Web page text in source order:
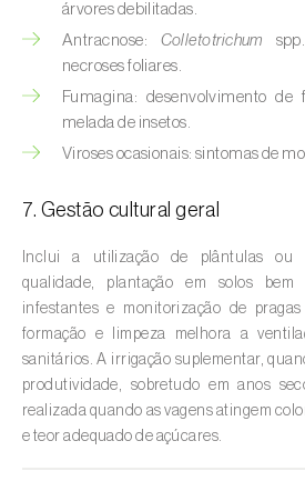
Carambola ( Averrhoa
Carvalhos (Quercus spp. e
Allium cepa
Cedro (Cedrus spp.)
Cenoura ( Daucus carota
Centeio ( Secale cereale
Cerejeira (Prunus avium L.)
árvores debilitadas.
Antracnose: Colletotrichum
necroses foliares.
Fumagina: desenvolvimento de
melada de insetos.
Viroses ocasionais: sintomas de
7. Gestão cultural geral
Inclui a utilização de plântulas ou
qualidade, plantação em solos
infestantes e monitorização de
formação e limpeza melhora a
sanitários. A irrigação suplementar,
produtividade, sobretudo em anos
realizada quando as vagens atingem
e teor adequado de açúcares.